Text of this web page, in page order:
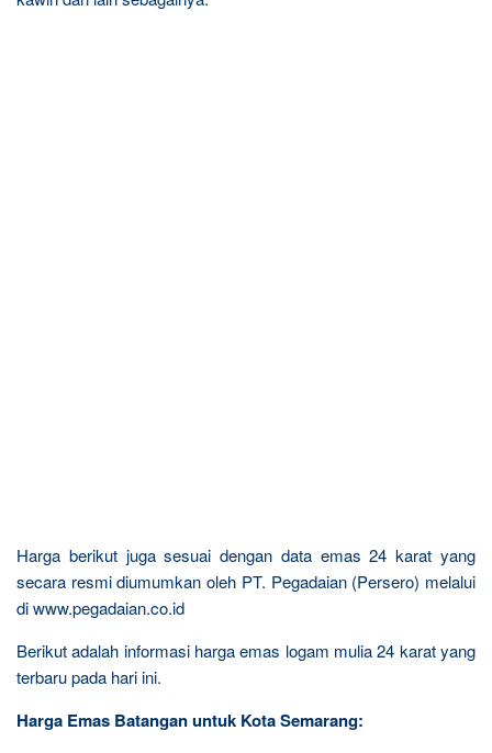
Harga berikut juga sesuai dengan data emas 24 karat yang
secara resmi diumumkan oleh PT. Pegadaian (Persero) melalui
di www.pegadaian.co.id
Berikut adalah informasi harga emas logam mulia 24 karat yang
terbaru pada hari ini.
Harga Emas Batangan untuk Kota Semarang: